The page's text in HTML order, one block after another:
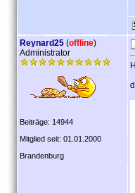
Reynard25 (offline)
Administrator
Beiträge: 14944
Mitglied seit: 01.01.2000
Brandenburg